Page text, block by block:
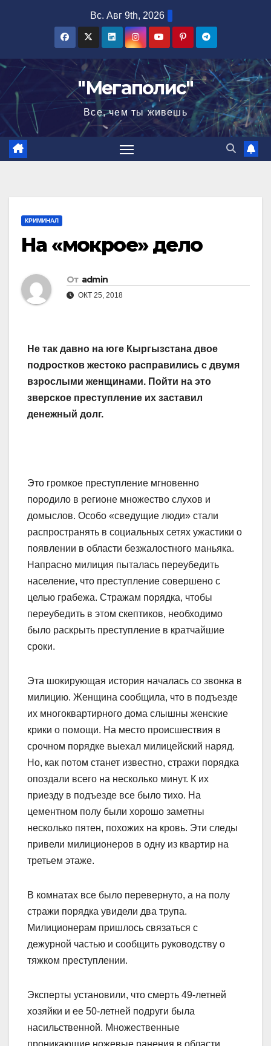
Вс. Авг 9th, 2026
"Мегаполис"
Все, чем ты живешь
КРИМИНАЛ
На «мокрое» дело
От admin
ОКТ 25, 2018
Не так давно на юге Кыргызстана двое
подростков жестоко расправились с двумя
взрослыми женщинами. Пойти на это
зверское преступление их заставил
денежный долг.
Это громкое преступление мгновенно
породило в регионе множество слухов и
домыслов. Особо «сведущие люди» стали
распространять в социальных сетях ужастики о
появлении в области безжалостного маньяка.
Напрасно милиция пыталась переубедить
население, что преступление совершено с
целью грабежа. Стражам порядка, чтобы
переубедить в этом скептиков, необходимо
было раскрыть преступление в кратчайшие
сроки.
Эта шокирующая история началась со звонка в
милицию. Женщина сообщила, что в подъезде
их многоквартирного дома слышны женские
крики о помощи. На место происшествия в
срочном порядке выехал милицейский наряд.
Но, как потом станет известно, стражи порядка
опоздали всего на несколько минут. К их
приезду в подъезде все было тихо. На
цементном полу были хорошо заметны
несколько пятен, похожих на кровь. Эти следы
привели милиционеров в одну из квартир на
третьем этаже.
В комнатах все было перевернуто, а на полу
стражи порядка увидели два трупа.
Милиционерам пришлось связаться с
дежурной частью и сообщить руководству о
тяжком преступлении.
Эксперты установили, что смерть 49-летней
хозяйки и ее 50-летней подруги была
насильственной. Множественные